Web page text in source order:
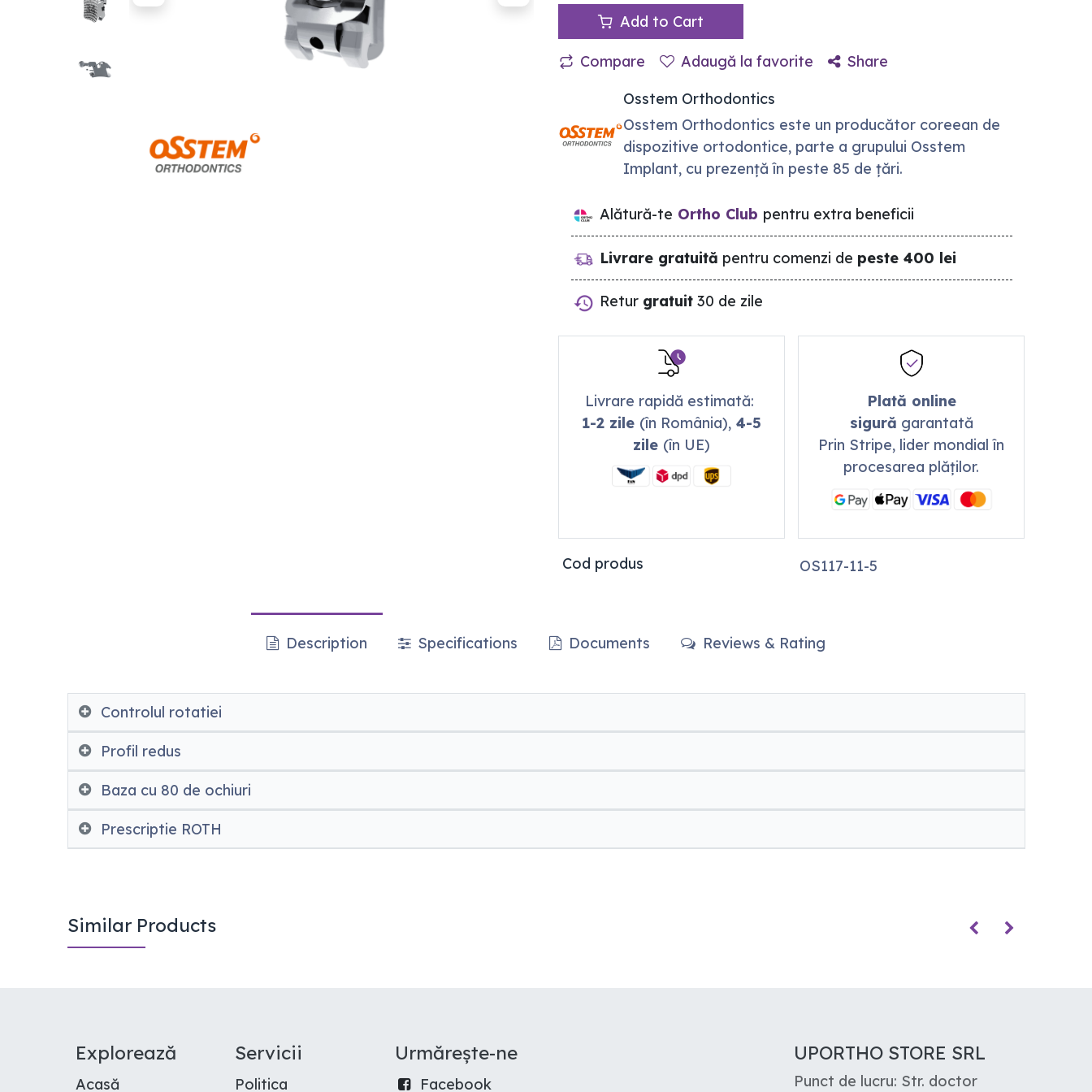
Add to Cart
Compare Adaugă la favorite
Share
Osstem Orthodontics
Osstem Orthodontics este un producător coreean de
dispozitive ortodontice, parte a grupului Osstem
Implant, cu prezență în peste 85 de țări.
Alătură-te Ortho Club pentru extra beneficii
Livrare gratuită pentru comenzi de peste 400 lei
Retur gratuit 30 de zile
Livrare rapidă estimată:
1-2 zile (în România), 4-5
zile (în UE)
Plată online
sigură garantată
Prin Stripe, lider mondial în
procesarea plăților.
Cod produs OS117-11-5
Description Specifications Documents Reviews & Rating
Controlul rotatiei
Profil redus
Baza cu 80 de ochiuri
Prescriptie ROTH
Similar Products
E​xplorează
Acasă
Servicii
Politica
Urmărește-ne
Facebook
UPORTHO STORE SRL
Punct de lucru: Str. doctor